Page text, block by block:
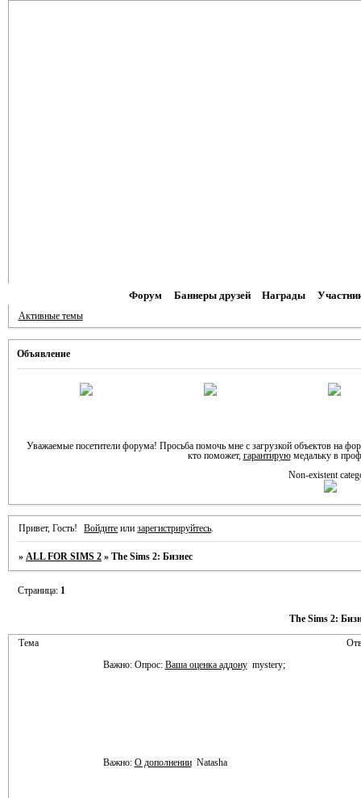
Форум Баннеры друзей Награды
Активные темы
Объявление
Уважаемые посетители форума! Просьба помочь мне с загрузкой объектов на
кто поможет, гарантируюмедальку в
Non-existent
Привет, Гость! Войдите илизарегистрируйтесь
» ALL FOR SIMS 2 »The Sims 2: Бизнес
The Sims 2:
Страница: 1
Тема
Важно: Опрос: Ваша оценка аддону mystery;
Важно: О дополнении Natasha